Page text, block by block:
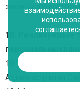
10. Реализуемые
персональных
10.1. При
Администрация